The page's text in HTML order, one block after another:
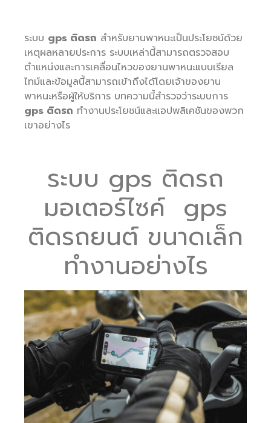
ระบบ gps ติดรถ สำหรับยานพาหนะเป็นประโยชน์ด้วย
เหตุผลหลายประการ ระบบเหล่านี้สามารถตรวจสอบ
ตำแหน่งและการเคลื่อนไหวของยานพาหนะแบบเรียล
ไทม์และข้อมูลนี้สามารถเข้าถึงได้โดยเจ้าของยาน
พาหนะหรือผู้ให้บริการ บทความนี้สำรวจว่าระบบการ
gps ติดรถ ทำงานประโยชน์และแอปพลิเคชันของพวก
เขาอย่างไร
ระบบ gps ติดรถ
มอเตอร์ไซค์ gps
ติดรถยนต์ ขนาดเล็ก
ทำงานอย่างไร